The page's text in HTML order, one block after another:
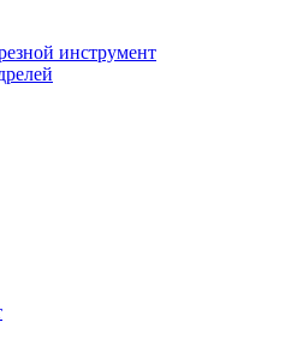
инструмент